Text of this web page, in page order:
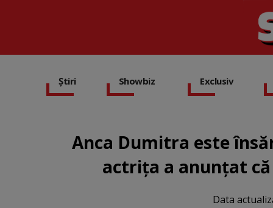
Știri Showbiz Exclusiv
Anca Dumitra este
actrița a anunțat că
Data